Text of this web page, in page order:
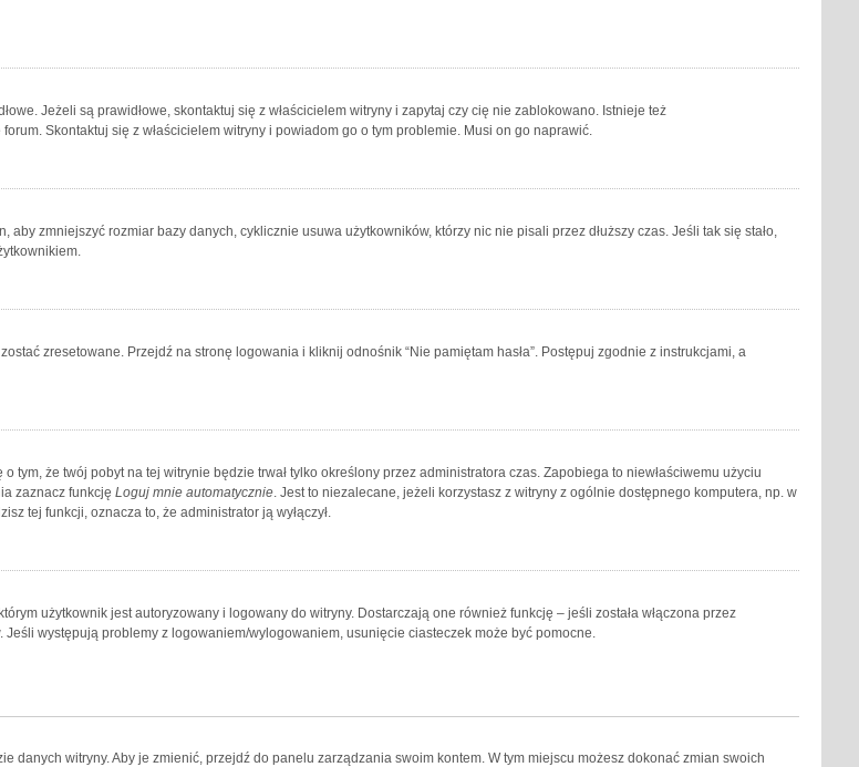
Jeżeli są prawidłowe, skontaktuj się z właścicielem witryny i zapytaj czy cię nie zablokowano. Istnieje też
Skontaktuj się z właścicielem witryny i powiadom go o tym problemie. Musi on go naprawić.
zmniejszyć rozmiar bazy danych, cyklicznie usuwa użytkowników, którzy nic nie pisali przez dłuższy czas. Jeśli tak się stało,
zresetowane. Przejdź na stronę logowania i kliknij odnośnik “Nie pamiętam hasła”. Postępuj zgodnie z instrukcjami, a
tym, że twój pobyt na tej witrynie będzie trwał tylko określony przez administratora czas. Zapobiega to niewłaściwemu użyciu
zaznacz funkcję Loguj mnie automatycznie. Jest to niezalecane, jeżeli korzystasz z witryny z ogólnie dostępnego komputera, np. w
tej funkcji, oznacza to, że administrator ją wyłączył.
użytkownik jest autoryzowany i logowany do witryny. Dostarczają one również funkcję – jeśli została włączona przez
występują problemy z logowaniem/wylogowaniem, usunięcie ciasteczek może być pomocne.
witryny. Aby je zmienić, przejdź do panelu zarządzania swoim kontem. W tym miejscu możesz dokonać zmian swoich